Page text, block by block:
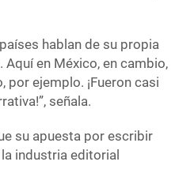
hablan de su propia
en México, en cambio,
ejemplo. ¡Fueron casi
señala.
su apuesta por escribir
industria editorial